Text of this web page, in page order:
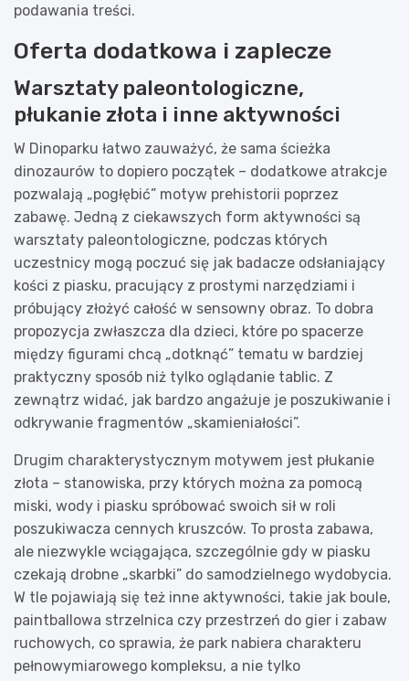
podawania treści.
Oferta dodatkowa i zaplecze
Warsztaty paleontologiczne,
płukanie złota i inne aktywności
W Dinoparku łatwo zauważyć, że sama ścieżka
dinozaurów to dopiero początek – dodatkowe atrakcje
pozwalają „pogłębić” motyw prehistorii poprzez
zabawę. Jedną z ciekawszych form aktywności są
warsztaty paleontologiczne, podczas których
uczestnicy mogą poczuć się jak badacze odsłaniający
kości z piasku, pracujący z prostymi narzędziami i
próbujący złożyć całość w sensowny obraz. To dobra
propozycja zwłaszcza dla dzieci, które po spacerze
między figurami chcą „dotknąć” tematu w bardziej
praktyczny sposób niż tylko oglądanie tablic. Z
zewnątrz widać, jak bardzo angażuje je poszukiwanie i
odkrywanie fragmentów „skamieniałości”.
Drugim charakterystycznym motywem jest płukanie
złota – stanowiska, przy których można za pomocą
miski, wody i piasku spróbować swoich sił w roli
poszukiwacza cennych kruszców. To prosta zabawa,
ale niezwykle wciągająca, szczególnie gdy w piasku
czekają drobne „skarbki” do samodzielnego wydobycia.
W tle pojawiają się też inne aktywności, takie jak boule,
paintballowa strzelnica czy przestrzeń do gier i zabaw
ruchowych, co sprawia, że park nabiera charakteru
pełnowymiarowego kompleksu, a nie tylko